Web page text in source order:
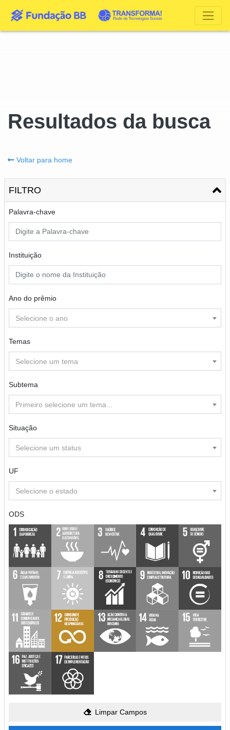
Resultados da busca
Voltar para home
FILTRO
Palavra-chave
Instituição
Ano do prêmio
Selecione o ano
Temas
Selecione um tema
Subtema
Primeiro selecione um tema...
Situação
Selecione um status
UF
Selecione o estado
ODS
Limpar Campos